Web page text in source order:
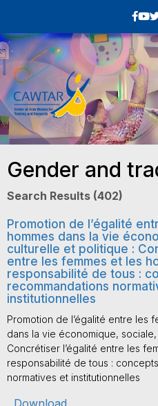
Gender and
Search Results (402)
Promotion de l’égalité
hommes dans la vie
culturelle et politique :
entre les femmes et les
responsabilité de tous :
recommandations
institutionnelles
Promotion de l’égalité entre les
dans la vie économique,
Concrétiser l’égalité entre les
responsabilité de tous :
normatives et institutionnelles
Download